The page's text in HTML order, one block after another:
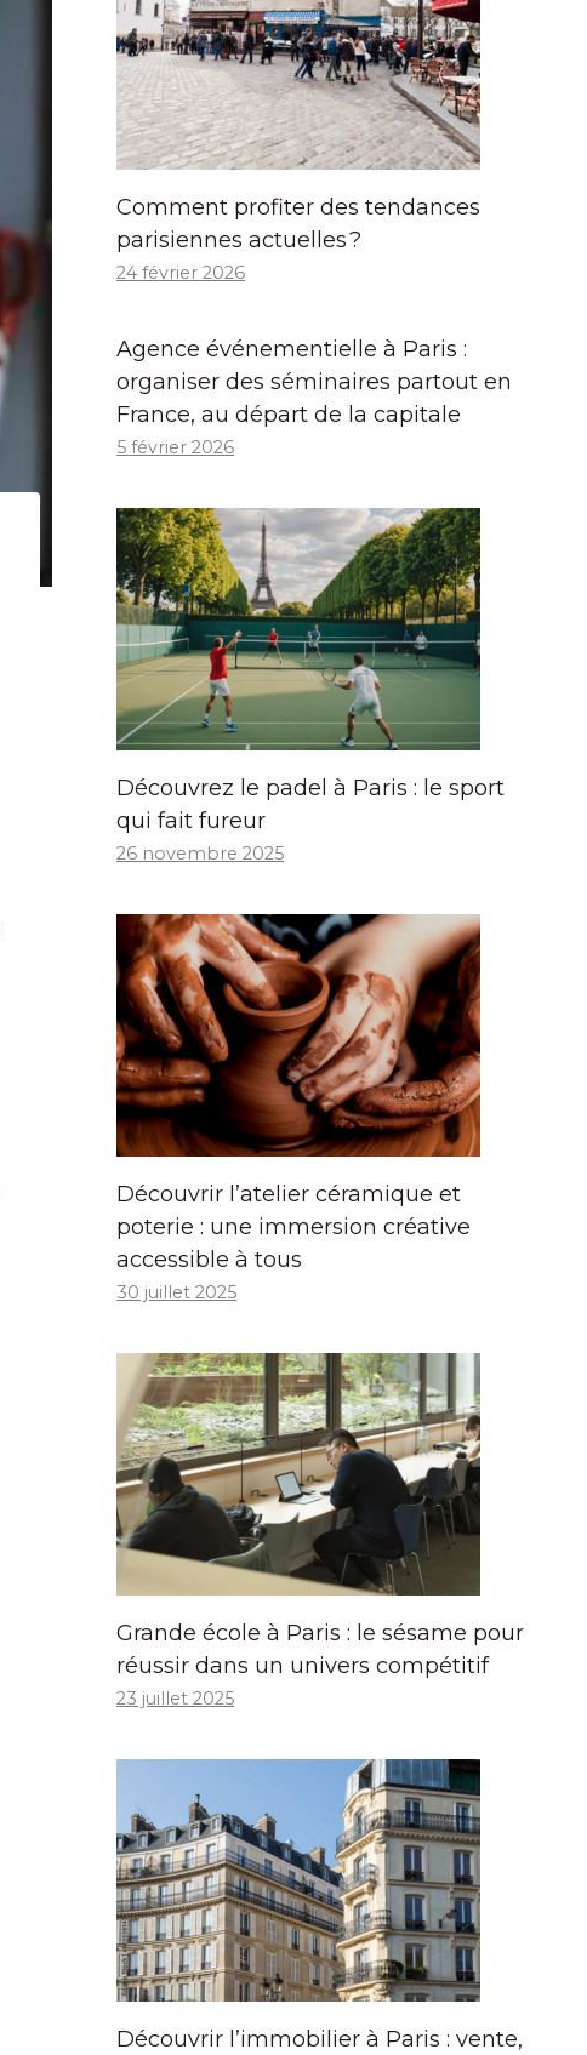
Comment profiter des tendances
parisiennes actuelles ?
24 février 2026
Agence événementielle à Paris :
organiser des séminaires partout en
France, au départ de la capitale
5 février 2026
Découvrez le padel à Paris : le sport
qui fait fureur
26 novembre 2025
Découvrir l’atelier céramique et
poterie : une immersion créative
accessible à tous
30 juillet 2025
Grande école à Paris : le sésame pour
réussir dans un univers compétitif
23 juillet 2025
Découvrir l’immobilier à Paris : vente,